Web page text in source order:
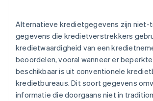
Monitoren en verfijnen
Algemene verordening
(AVG)
Wereldwijde wetten voor
Alternatieve kredietgegevens zijn niet-
gegevens die kredietverstrekkers
kredietwaardigheid van een
beoordelen, vooral wanneer er
beschikbaar is uit conventionele
kredietbureaus. Dit soort gegevens
informatie die doorgaans niet in